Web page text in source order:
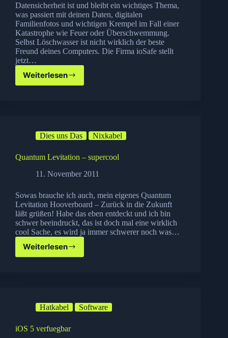
Datensicherheit ist und bleibt ein wichtiges Thema,
was passiert mit deinen Daten, digitalen
Familienfotos und wichtigen Krempel im Fall einer
Katastrophe wie Feuer oder Überschwemmung.
Selbst Löschwasser ist nicht wirklich der beste
Freund deines Computers. Die Firma ioSafe stellt
jetzt…
Weiterlesen
Neue
Dies uns Das Nixkabel
Quantum Levitation – supercool
11. November 2011
Sowas brauche ich auch, mein eigenes Quantum
Levitation Hooverboard – Zurück in die Zukunft
läßt grüßen! Habe das eben entdeckt und ich bin
schwer beeindruckt, das ist doch mal eine wirklich
cool Sache, es wird ja immer schwerer noch was…
Weiterlesen
Quantum
Levitation
Hatkabel Software
iOS 5 verfuegbar